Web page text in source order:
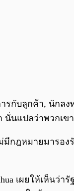
บลูกค้า, นักลง
นแปลว่าพวกเ
ฎหมายมารอง
เผยให้เห็นว่า